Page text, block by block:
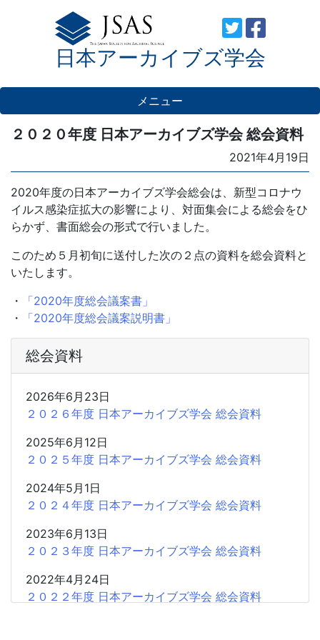
日本アーカイブズ学会
メニュー
２０２０年度 日本アーカイブズ学会 総会資料
Posted
on
2021年4月19日
2020年度の日本アーカイブズ学会総会は、新型コロナウ
イルス感染症拡大の影響により、対面集会による総会をひ
らかず、書面総会の形式で行いました。
このため５月初旬に送付した次の２点の資料を総会資料と
いたします。
・
「2020年度総会議案書」
・
「2020年度総会議案説明書」
総会資料
2026年6月23日
２０２６年度 日本アーカイブズ学会 総会資料
2025年6月12日
２０２５年度 日本アーカイブズ学会 総会資料
2024年5月1日
２０２４年度 日本アーカイブズ学会 総会資料
2023年6月13日
２０２３年度 日本アーカイブズ学会 総会資料
2022年4月24日
２０２２年度 日本アーカイブズ学会 総会資料